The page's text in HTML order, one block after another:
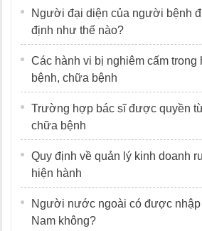
Người đại diện của người bệnh
định như thế nào?
Các hành vi bị nghiêm cấm trong
bệnh, chữa bệnh
Trường hợp bác sĩ được quyền
chữa bệnh
Quy định về quản lý kinh doanh
hiện hành
Người nước ngoài có được nhập
Nam không?